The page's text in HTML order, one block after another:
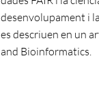
desenvolupament i
es descriuen en un
and Bioinformatics.